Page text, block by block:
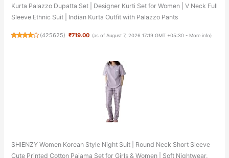
Kurta Palazzo Dupatta Set | Designer Kurti Set for Women | V Neck Full
Sleeve Ethnic Suit | Indian Kurta Outfit with Palazzo Pants
(425625) ₹719.00 (as of August 7, 2026 17:19 GMT +05:30 - More info)
SHIENZY Women Korean Style Night Suit | Round Neck Short Sleeve
Cute Printed Cotton Pajama Set for Girls & Women | Soft Nightwear,